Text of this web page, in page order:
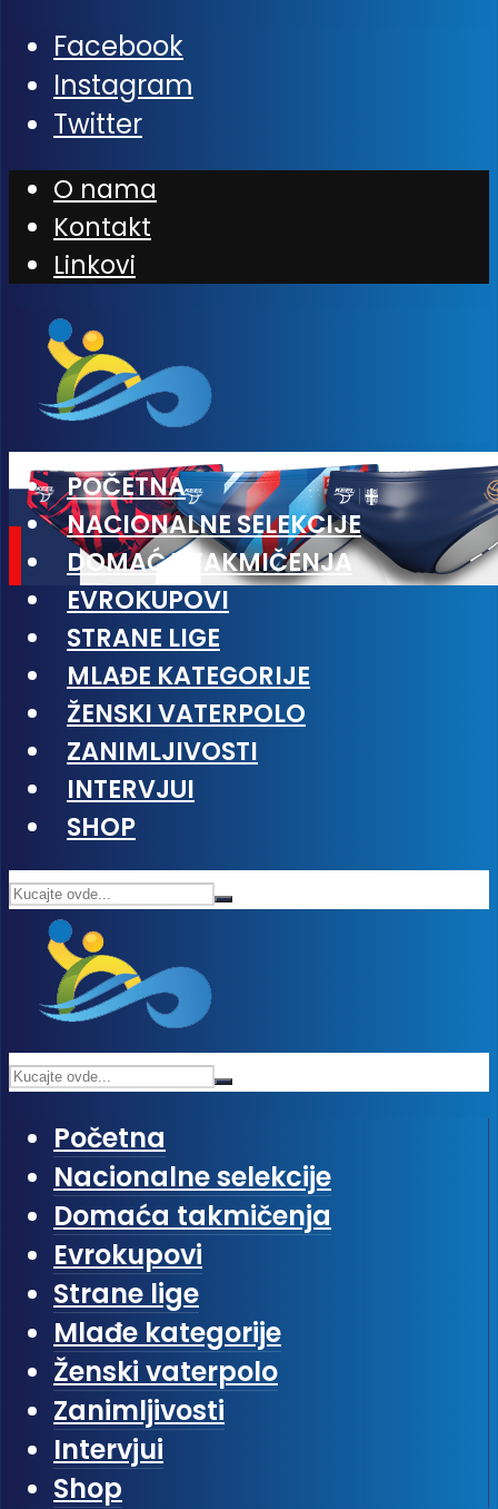
Facebook
Instagram
Twitter
O nama
Kontakt
Linkovi
POČETNA
NACIONALNE SELEKCIJE
DOMAĆA TAKMIČENJA
EVROKUPOVI
STRANE LIGE
MLAĐE KATEGORIJE
ŽENSKI VATERPOLO
ZANIMLJIVOSTI
INTERVJUI
SHOP
Početna
Nacionalne selekcije
Domaća takmičenja
Evrokupovi
Strane lige
Mlađe kategorije
Ženski vaterpolo
Zanimljivosti
Intervjui
Shop